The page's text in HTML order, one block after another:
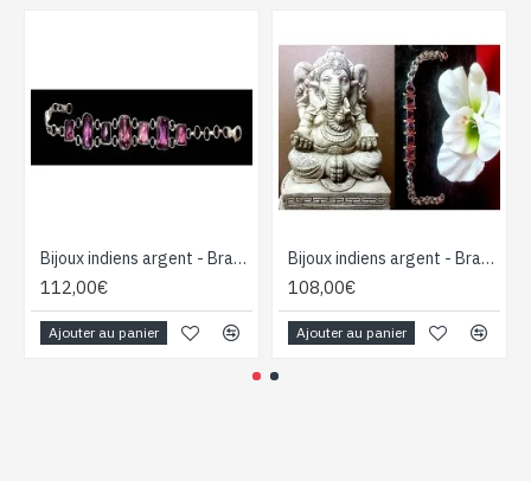
Bijoux indiens argent - Bracelet indien Améthyste
112,00€
Ajouter au panier
Bijoux indiens argent - Bracelet indien Améthyste
108,00€
Ajouter au panier